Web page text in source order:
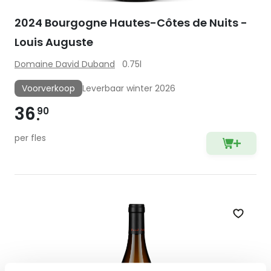
2024 Bourgogne Hautes-Côtes de Nuits -
Louis Auguste
Domaine David Duband
0.75l
Voorverkoop
Leverbaar winter 2026
36 90
per fles
Zet